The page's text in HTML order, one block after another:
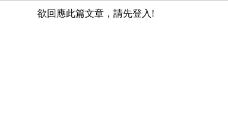
欲回應此篇文章，請先登入!